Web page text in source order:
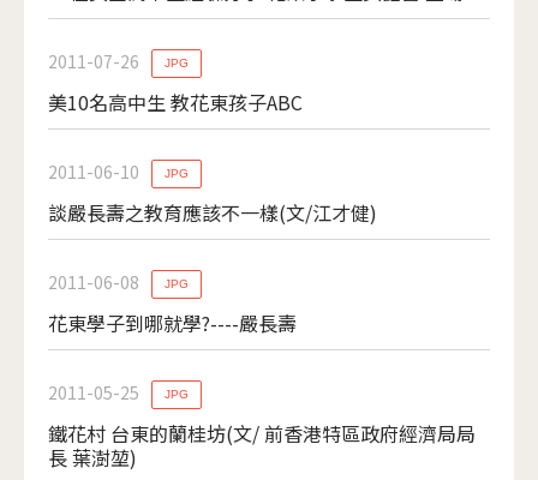
2011-07-26
美10名高中生 教花東孩子ABC
JPG
2011-06-10
談嚴長壽之教育應該不一樣(文/江才健)
JPG
2011-06-08
花東學子到哪就學?----嚴長壽
JPG
2011-05-25
鐵花村 台東的蘭桂坊(文/ 前香港特區政府經濟局局
長 葉澍堃)
JPG